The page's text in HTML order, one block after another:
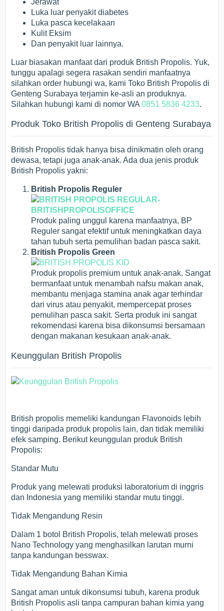
Jerawat
Luka luar penyakit diabetes
Luka pasca kecelakaan
Kulit Eksim
Dan penyakit luar lainnya.
Luar biasakan manfaat dari produk British Propolis. Yuk,
tunggu apalagi segera rasakan sendiri manfaatnya
silahkan order hubungi wa, kami Toko British Propolis di
Genteng Surabaya terjamin ke-asli an produknya.
Silahkan hubungi kami di nomor WA0851 5836 4233.
Produk Toko British Propolis di Genteng Surabaya
British Propolis tidak hanya bisa dinikmatin oleh orang
dewasa, tetapi juga anak-anak. Ada dua jenis produk
British Propolis yakni:
British Propolis Reguler
Produk paling unggul karena manfaatnya, BP
Reguler sangat efektif untuk meningkatkan daya
tahan tubuh serta pemulihan badan pasca sakit.
British Propolis Green
Produk propolis premium untuk anak-anak. Sangat
bermanfaat untuk menambah nafsu makan anak,
membantu menjaga stamina anak agar terhindar
dari virus atau penyakit, mempercepat proses
pemulihan pasca sakit. Serta produk ini sangat
rekomendasi karena bisa dikonsumsi bersamaan
dengan makanan kesukaan anak-anak.
Keunggulan British Propolis
British propolis memeliki kandungan Flavonoids lebih
tinggi daripada produk propolis lain, dan tidak memiliki
efek samping. Berikut keunggulan produk British
Propolis:
Standar Mutu
Produk yang melewati produksi laboratorium di inggris
dan Indonesia yang memiliki standar mutu tinggi.
Tidak Mengandung Resin
Dalam 1 botol British Propolis, telah melewati proses
Nano Technology yang menghasilkan larutan murni
tanpa kandungan besswax.
Tidak Mengandung Bahan Kimia
Sangat aman untuk dikonsumsi tubuh, karena produk
British Propolis asli tanpa campuran bahan kimia yang